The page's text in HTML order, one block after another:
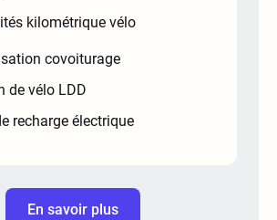
kilométrique vélo
covoiturage
de vélo LDD
recharge électrique
En savoir plus